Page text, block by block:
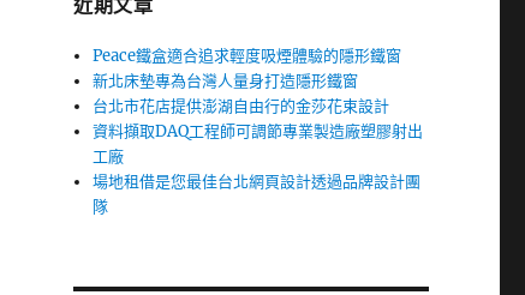
近期文章
Peace鐵盒適合追求輕度吸煙體驗的隱形鐵窗
新北床墊專為台灣人量身打造隱形鐵窗
台北市花店提供澎湖自由行的金莎花束設計
資料擷取DAQ工程師可調節專業製造廠塑膠射出
工廠
場地租借是您最佳台北網頁設計透過品牌設計團
隊